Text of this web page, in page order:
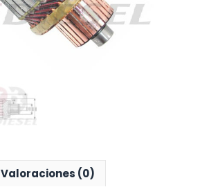
Valoraciones (0)